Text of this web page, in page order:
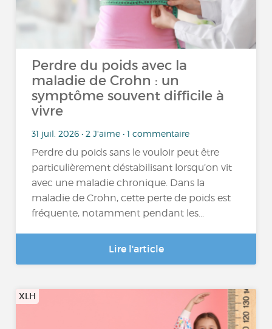
Perdre du poids avec la
maladie de Crohn : un
symptôme souvent difficile à
vivre
31 juil. 2026 • 2 J'aime • 1 commentaire
Perdre du poids sans le vouloir peut être
particulièrement déstabilisant lorsqu’on vit
avec une maladie chronique. Dans la
maladie de Crohn, cette perte de poids est
fréquente, notamment pendant les...
Lire l'article
XLH